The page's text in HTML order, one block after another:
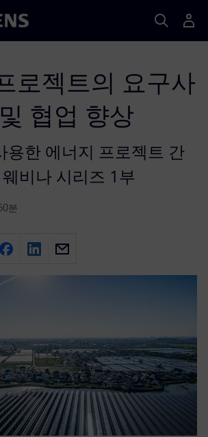
로젝트의 요구사
협업 향상
용한 에너지 프로젝트 간
비나 시리즈 1부
분